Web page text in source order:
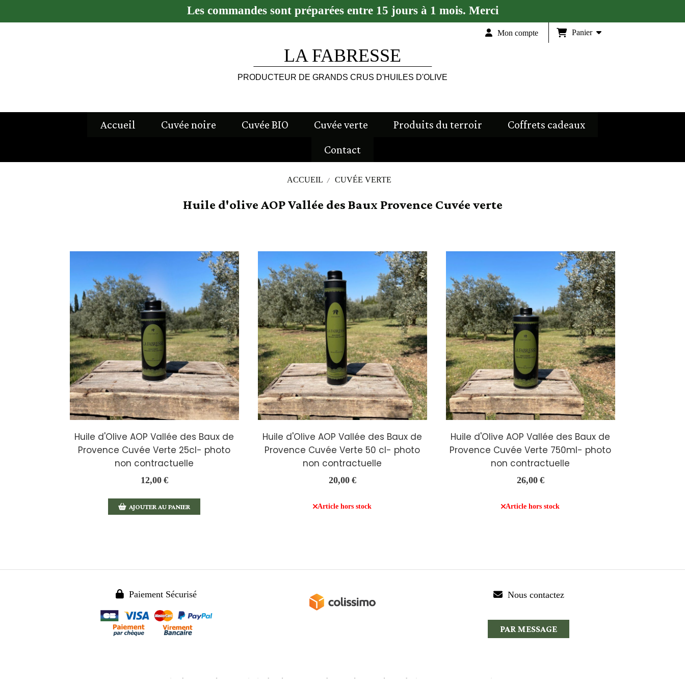
Les commandes sont préparées entre 15 jours à 1 mois. Merci
LA FABRESSE
PRODUCTEUR DE GRANDS CRUS D'HUILES D'OLIVE
Mon compte Panier
Accueil Cuvée noire Cuvée BIO Cuvée verte Produits du terroir
Coffrets cadeaux
Contact
ACCUEIL CUVÉE VERTE
Huile d'olive AOP Vallée des Baux Provence Cuvée verte
Huile d'Olive AOP Vallée des Baux de
Provence Cuvée Verte 25cl- photo
non contractuelle
12,00€
AJOUTER AU PANIER
Huile d'Olive AOP Vallée des Baux de
Provence Cuvée Verte 50 cl- photo
non contractuelle
20,00€
Article hors stock
Huile d'Olive AOP Vallée des Baux de
Provence Cuvée Verte 750ml- photo
non contractuelle
26,00€
Article hors stock
 Paiement Sécurisé Nous contactez
PAR MESSAGE
Mentions Légales Conditions générales de vente Politique de confidentialité Créer un site internet